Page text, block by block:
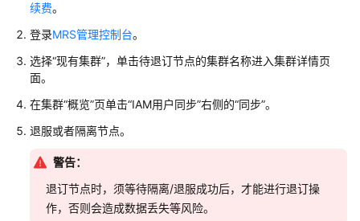
MRS
群
划
购
买
MRS
集
群
续费。
登录MRS管理控制台。
选择“现有集群”，单击待退订节点的集群名称进入集群详情页
面。
在集群“概览”页单击“IAM用户同步”右侧的“同步”。
退服或者隔离节点。
警告：
退订节点时，须等待隔离/退服成功后，才能进行退订操
作，否则会造成数据丢失等风险。